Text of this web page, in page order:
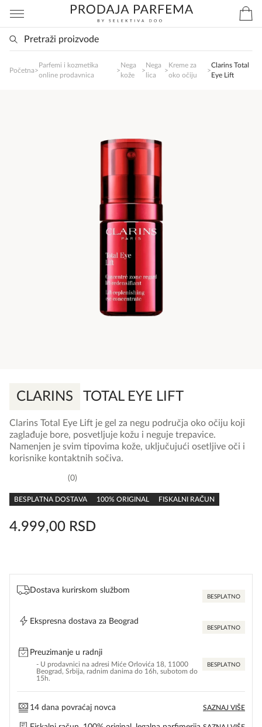
Početna>
Parfemi i kozmetika
online prodavnica
>
Nega
kože
>
Nega
lica
>
Kreme za
oko očiju
>
Clarins Total
Eye Lift
CLARINS TOTAL EYE LIFT
rating
0
BESPLATNA DOSTAVA 100% ORIGINAL FISKALNI RAČUN
4.999,00 RSD
Clarins Total Eye Lift je gel za negu područja oko očiju koji
zaglađuje bore, posvetljuje kožu i neguje trepavice.
Namenjen je svim tipovima kože, uključujući osetljive oči i
korisnike kontaktnih sočiva.
Dostava kurirskom službom
BESPLATNO
Ekspresna dostava za Beograd
BESPLATNO
Preuzimanje u radnji
- U prodavnici na adresi Miće Orlovića 18, 11000
Beograd, Srbija, radnim danima do 16h, subotom do
15h.
BESPLATNO
14 dana povraćaj novca SAZNAJ VIŠE
SlađanAi Asistent